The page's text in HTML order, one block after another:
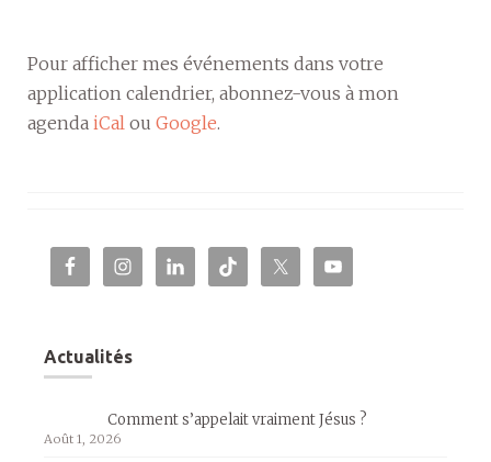
Pour afficher mes événements dans votre
application calendrier, abonnez-vous à mon
agenda iCal ou Google.
Actualités
Comment s’appelait vraiment Jésus ?
Août 1, 2026